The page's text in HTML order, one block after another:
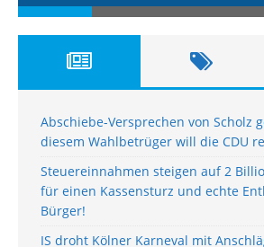
Abschiebe-Versprechen von Scholz
diesem Wahlbetrüger will die CDU
Steuereinnahmen steigen auf 2
für einen Kassensturz und echte
Bürger!
IS droht Kölner Karneval mit